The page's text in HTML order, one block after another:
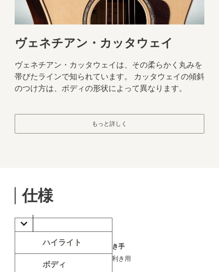
ヴェネチアン・カッタウェイ
ヴェネチアン・カッタウェイは、その柔らかく丸みを
帯びたラインで知られています。 カッタウェイの傾斜
のつけ方は、ボディの形状によって異なります。
もっと詳しく
仕様
ハイライト
ボディ
利き手
右利き用